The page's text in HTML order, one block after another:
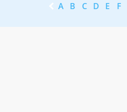
A B C D E F